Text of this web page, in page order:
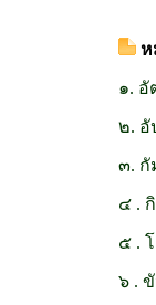
ห
๑. อั
๒. อั
๓. กั
๔ .
๕ .
๖ .